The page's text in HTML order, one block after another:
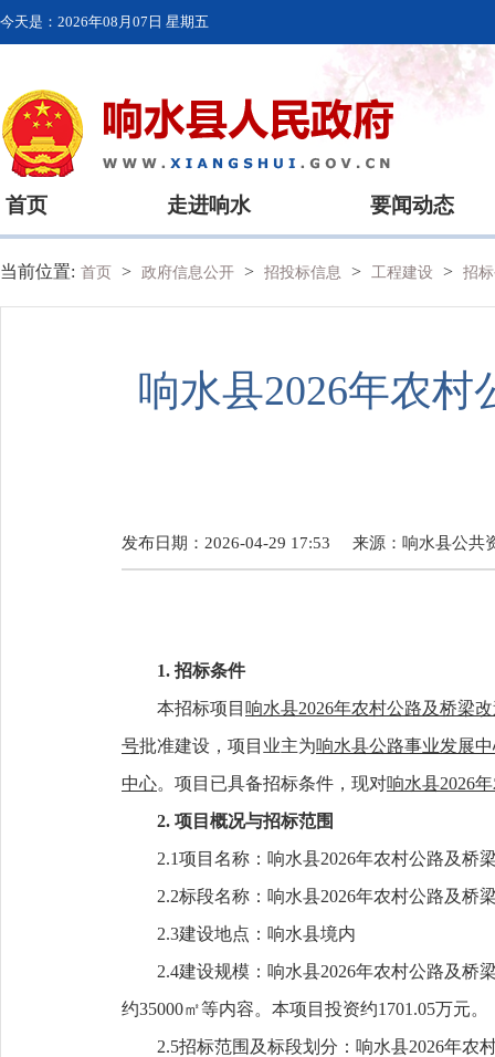
今天是： 2026年08月07日 星期五
首页 走进响水 要闻动态
当前位置: 首页 > 政府信息公开 > 招投标信息 > 工程建设 > 招
响水县2026年农
发布日期：2026-04-29 17:53 来源： 响水县公共
1. 招标条件
本招标项目 响水县2026年农村公路及桥梁
号批准建设，项目业主为响水县公路事业发展
中心。项目已具备招标条件，现对响水县2026
2. 项目概况与招标范围
2.1项目名称：响水县2026年农村公路及桥
2.2标段名称：响水县2026年农村公路及桥
2.3建设地点： 响水县境内
2.4建设规模： 响水县2026年农村公路及桥
约35000㎡等内容。 本项目投资约1701.05万元。
2.5招标范围及标段划分： 响水县2026年农